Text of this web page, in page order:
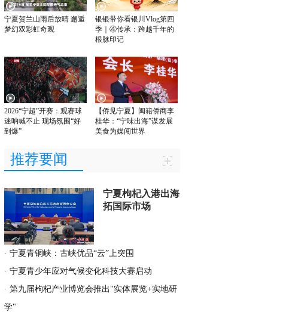
宁夏贺兰山雨后放晴 邂逅
梦幻双彩虹奇观
银银带你看银川Vlog第四
季｜④传承：跨越千年的
根脉印记
2026“宁超”开赛：观赛球
迷呐喊不止 现场氛围“好
到爆”
【侨见宁夏】闽籍侨商李
桂华：“宁味出海”谋发展
美食为媒闯世界
推荐要闻
宁夏枸杞入港出海
拓国际市场
· 宁夏青铜峡：古峡优品“云”上突围
· 宁夏青少年应对气候变化科技大赛启动
· 第九届枸杞产业博览会推出"实体展览+实地研
学"